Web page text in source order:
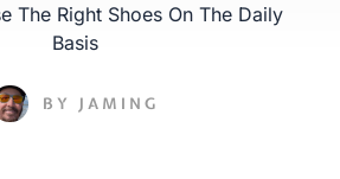
The Right Shoes On The Daily
Basis
BY JAMING